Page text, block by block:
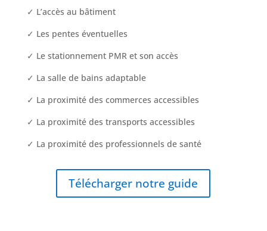
✓ L’accès au bâtiment
✓ Les pentes éventuelles
✓ Le stationnement PMR et son accès
✓ La salle de bains adaptable
✓ La proximité des commerces accessibles
✓ La proximité des transports accessibles
✓ La proximité des professionnels de santé
Télécharger notre guide